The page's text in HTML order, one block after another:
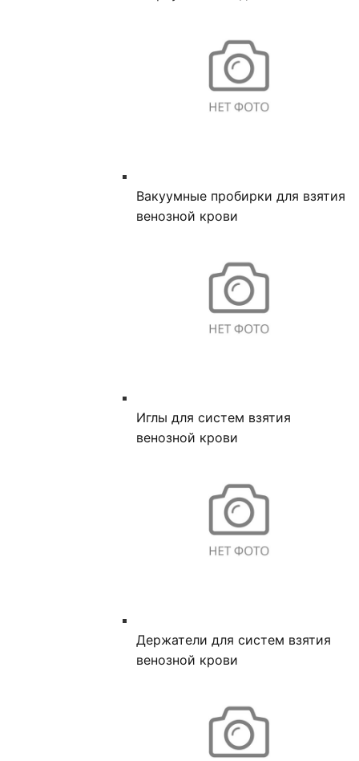
Вакуумные пробирки для взятия
венозной крови
Иглы для систем взятия
венозной крови
Держатели для систем взятия
венозной крови